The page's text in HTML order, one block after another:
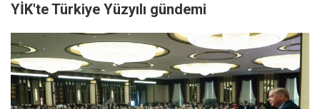
YİK'te Türkiye Yüzyılı gündemi